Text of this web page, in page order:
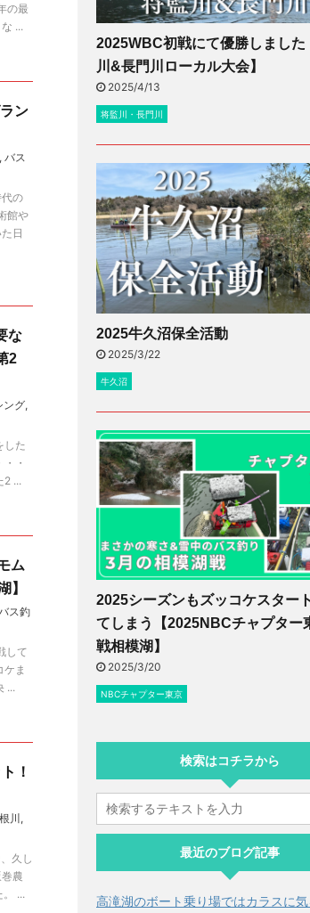
の最
...
ン
, バス
の
館や
日
な
2
ング,
した
・
2 ...
ム
】
バス釣
して
ま
...
！
川,
久し
農
...
2025WBC初戦にて優勝しました
川&長門川ローカル大会】
2025/4/13
将監川・長門川
2025牛久沼保全活動
2025/3/22
牛久沼
2025シーズンもズッコケスター
てしまう【2025NBCチャプター
戦相模湖】
2025/3/20
NBCチャプター東京
検索はコチラから
最近のブログ記事
高滝湖のボート乗り場ではカラスに